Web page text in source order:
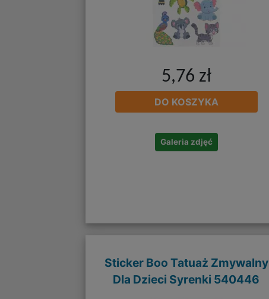
5,76 zł
DO KOSZYKA
Galeria zdjęć
Sticker Boo Tatuaż Zmywalny
Dla Dzieci Syrenki 540446